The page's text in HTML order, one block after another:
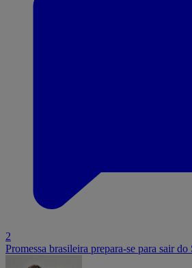
2
Promessa brasileira prepara-se para sair do